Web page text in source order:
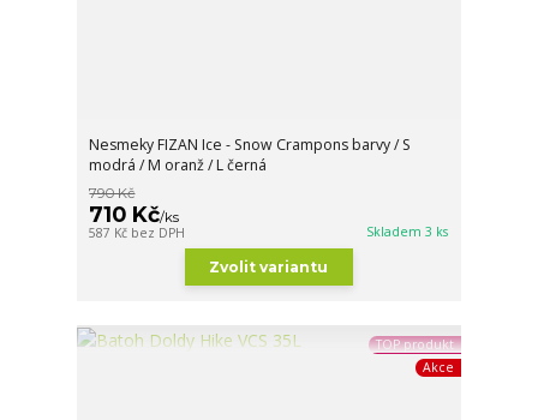
Nesmeky FIZAN Ice - Snow Crampons barvy / S
modrá / M oranž / L černá
790 Kč
710 Kč/ks
587 Kč bez DPH Skladem 3 ks
Zvolit variantu
TOP produkt
Akce